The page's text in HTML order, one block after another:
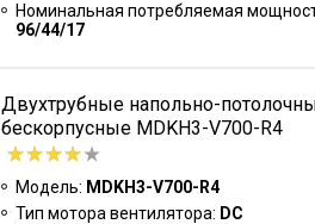
Номинальная потребляемая
96/44/17
Двухтрубные напольно-
бескорпусные MDKH3-V700-R4
Модель: MDKH3-V700-R4
Тип мотора вентилятора: DC